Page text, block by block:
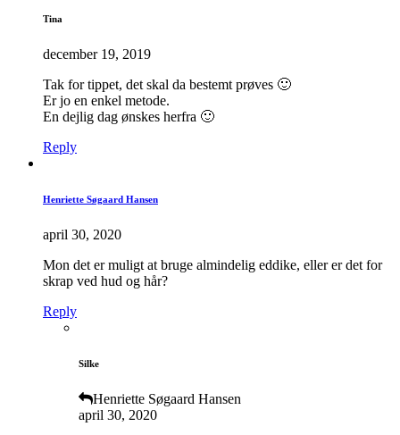
Tina
december 19, 2019
Tak for tippet, det skal da bestemt prøves 🙂
Er jo en enkel metode.
En dejlig dag ønskes herfra 🙂
Reply
Henriette Søgaard Hansen
april 30, 2020
Mon det er muligt at bruge almindelig eddike, eller er det for
skrap ved hud og hår?
Reply
Silke
Henriette Søgaard Hansen
april 30, 2020